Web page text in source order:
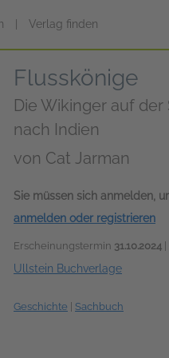
Verlag finden
Flusskönige
Die Wikinger auf der
nach Indien
von Cat Jarman
Sie müssen sich anmelden,
anmelden oder registrieren
Erscheinungstermin 31.10.2024
Ullstein Buchverlage
Geschichte Sachbuch